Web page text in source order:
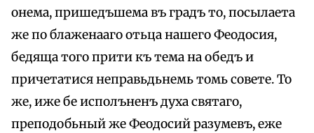
онема, пришедъшема въ градъ то, посылаета
же по блаженааго отьца нашего Феодосия,
бедяща того прити къ тема на обедъ и
причетатися неправьдьнемь томь совете. То
же, иже бе исполъненъ духа святаго,
преподобьный же Феодосий разумевъ, еже